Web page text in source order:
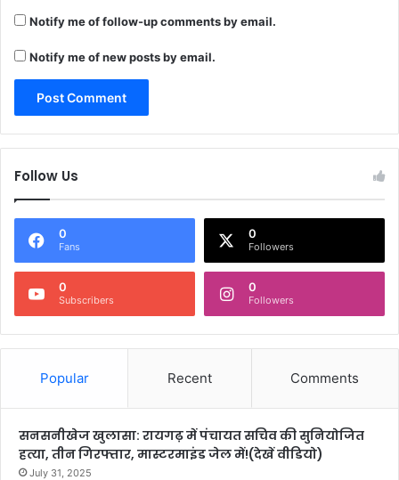
Notify me of follow-up comments by email.
Notify me of new posts by email.
Follow Us
0
Fans
0
Followers
0
Subscribers
0
Followers
Popular Recent Comments
सनसनीखेज खुलासा: रायगढ़ में पंचायत सचिव की सुनियोजित
हत्या, तीन गिरफ्तार, मास्टरमाइंड जेल में!(देखें वीडियो)
July 31, 2025